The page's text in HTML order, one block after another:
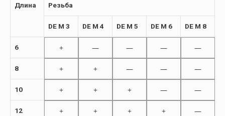
Длина Резьба
DE M 3 DE M 4 DE M 5 DE M 6 DE M 8
6 + — — — —
8 + + — — —
10 + + + — —
12 + + + + —